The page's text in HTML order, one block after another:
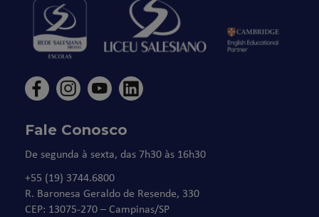
Fale Conosco
De segunda à sexta, das 7h30 às 16h30
+55 (19) 3744.6800
R. Baronesa Geraldo de Resende, 330
CEP: 13075-270 – Campinas/SP